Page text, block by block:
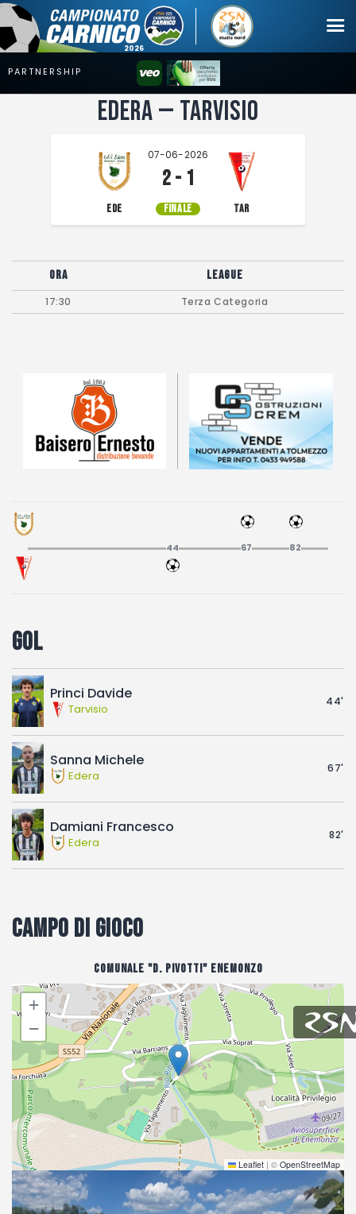
Campionato
News
Mercato
Erreà Cup
Giovanile
Fotogallery
Edera — Tarvisio
07-06-2026
2 - 1
FINALE
EDE TAR
Ora League
17:30 Terza Categoria
44 67 82
Gol
Princi Davide
Tarvisio
44'
Sanna Michele
Edera
67'
Damiani Francesco
Edera
82'
Campo di gioco
Comunale "D. Pivotti" Enemonzo
+
−
Leaflet | © OpenStreetMap